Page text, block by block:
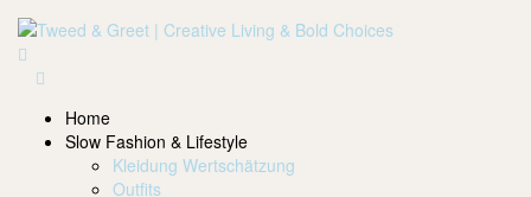
Home
Slow Fashion & Lifestyle
Kleidung Wertschätzung
Outfits